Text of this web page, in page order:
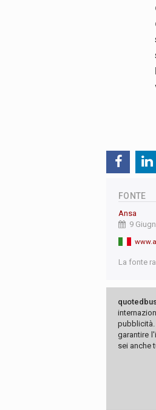
FONTE
Ansa
9
La fonte
garantire
sei anche